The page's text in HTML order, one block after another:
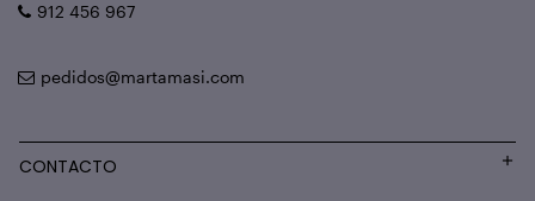
912 456 967
pedidos@martamasi.com
CONTACTO